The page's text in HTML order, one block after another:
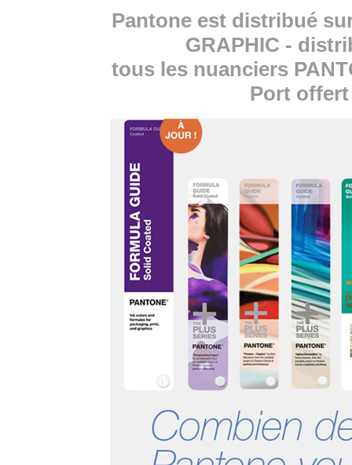
Pantone est distribué
GRAPHIC -
tous les nuanciers
Port